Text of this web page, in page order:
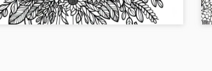
göre tasarla...